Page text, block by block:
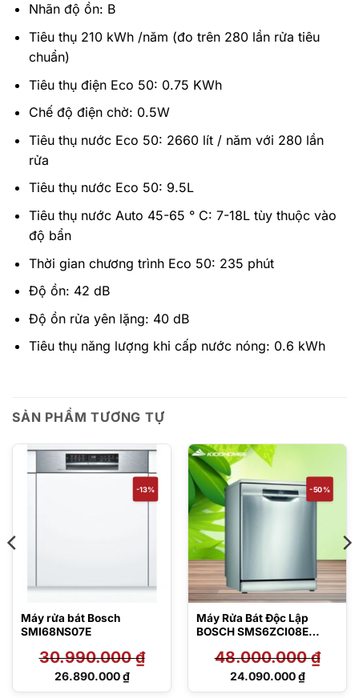
Nhãn độ ồn: B
Tiêu thụ 210 kWh /năm (đo trên 280 lần rửa tiêu
chuẩn)
Tiêu thụ điện Eco 50: 0.75 KWh
Chế độ điện chờ: 0.5W
Tiêu thụ nước Eco 50: 2660 lít / năm với 280 lần
rửa
Tiêu thụ nước Eco 50: 9.5L
Tiêu thụ nước Auto 45-65 ° C: 7-18L tùy thuộc vào
độ bẩn
Thời gian chương trình Eco 50: 235 phút
Độ ồn: 42 dB
Độ ồn rửa yên lặng: 40 dB
Tiêu thụ năng lượng khi cấp nước nóng: 0.6 kWh
SẢN PHẨM TƯƠNG TỰ
-13%
Máy rửa bát Bosch
SMI68NS07E
30.990.000₫
Giá
26.890.000₫
Giá
-50%
Máy Rửa Bát Độc Lập
BOSCH SMS6ZCI08E
48.000.000₫
Giá
24.090.000₫
Giá